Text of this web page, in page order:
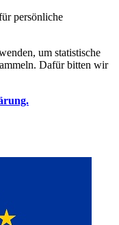
persönliche
um statistische
Dafür bitten wir